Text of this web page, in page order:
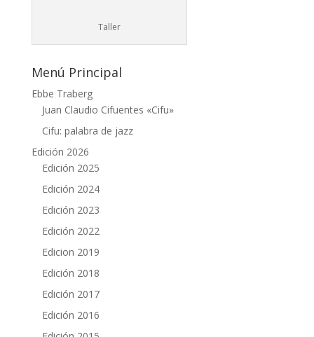
Taller
Menú Principal
Ebbe Traberg
Juan Claudio Cifuentes «Cifu»
Cifu: palabra de jazz
Edición 2026
Edición 2025
Edición 2024
Edición 2023
Edición 2022
Edicion 2019
Edición 2018
Edición 2017
Edición 2016